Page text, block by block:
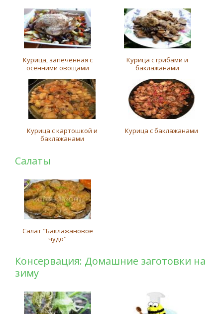
Курица, запеченная с
осенними овощами
Курица с грибами и
баклажанами
Курица с картошкой и
баклажанами
Курица с баклажанами
Салаты
Салат "Баклажановое
чудо"
Консервация: Домашние заготовки на
зиму